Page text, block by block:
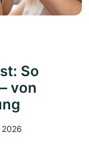
So
von
2026